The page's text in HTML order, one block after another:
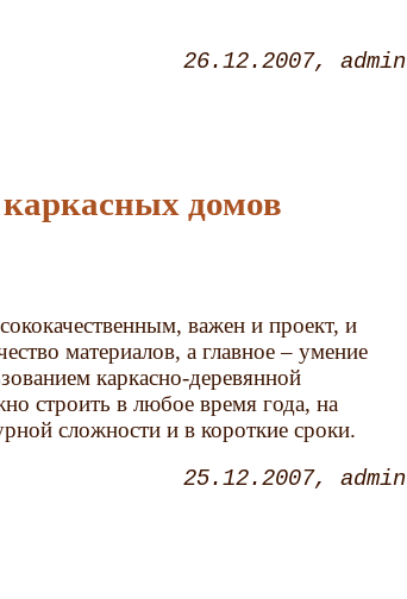
26.12.2007 admin
каркасных домов
важен и проект, и
материалов, а главное – умение
каркасно-деревянной
строить в любое время года, на
сложности и в короткие сроки.
25.12.2007 admin